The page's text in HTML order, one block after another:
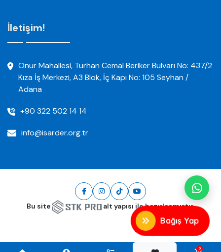
0
İletişim!
Onur Mahallesi, Turhan Cemal Beriker Bulvarı No: 437/2
Kıza İş Merkezi, A3 Blok, İç Kapı No: 105 Seyhan /
Adana
+90 322 502 14 14
info@isarder.org.tr
Bu site alt yapısı ile hazırlanmıştır.
Facebookİnstagram
Tik TokYoutube
Bağış Yap